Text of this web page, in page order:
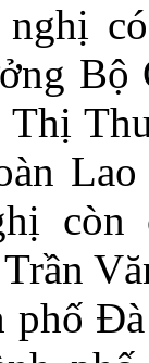
Bộ
còn